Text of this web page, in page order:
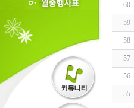
60
59
58
57
56
55